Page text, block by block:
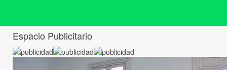
Espacio Publicitario